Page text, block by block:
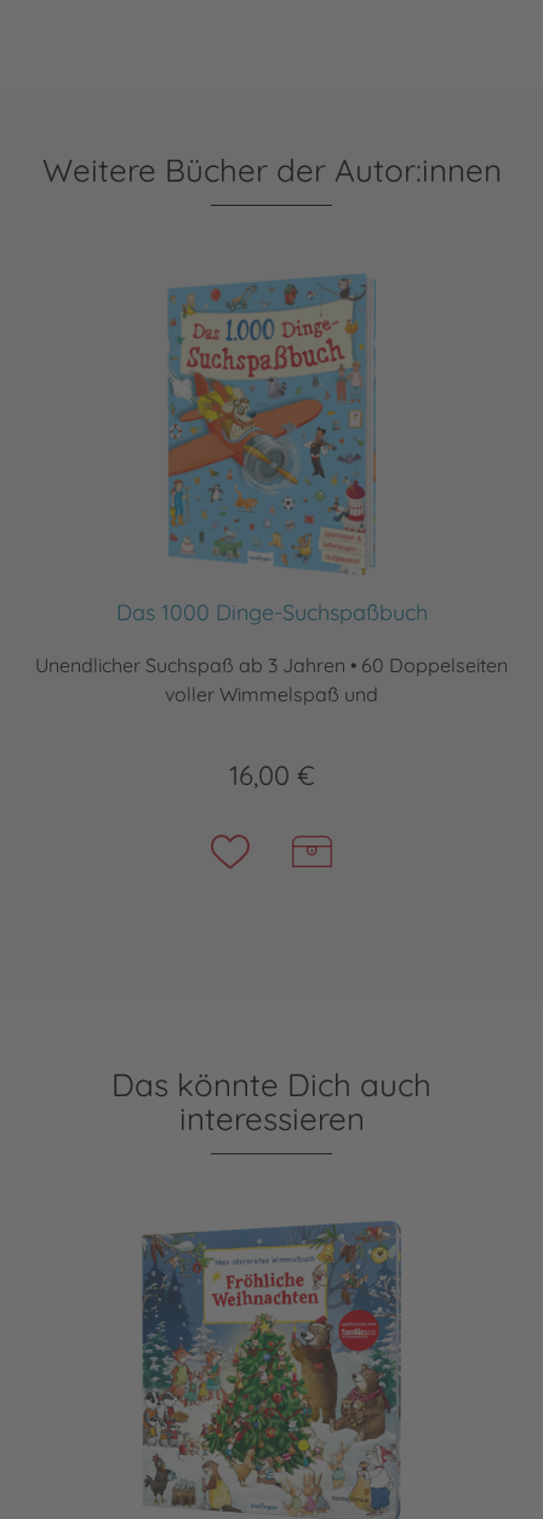
Weitere Bücher der Autor:innen
Das 1000 Dinge-Suchspaßbuch
Unendlicher Suchspaß ab 3 Jahren • 60 Doppelseiten
voller Wimmelspaß und
16,00 €
Das könnte Dich auch
interessieren
Mein allererstes Wimmelbuch: Fröhliche Weihnachten